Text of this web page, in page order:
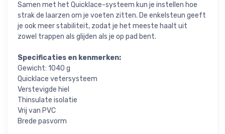
Samen met het Quicklace-systeem kun je instellen hoe
strak de laarzen om je voeten zitten. De enkelsteun geeft
je ook meer stabiliteit, zodat je het meeste haalt uit
zowel trappen als glijden als je op pad bent.
Specificaties en kenmerken:
Gewicht: 1040 g
Quicklace vetersysteem
Verstevigde hiel
Thinsulate isolatie
Vrij van PVC
Brede pasvorm